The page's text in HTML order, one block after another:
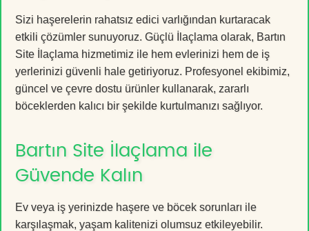
Sizi haşerelerin rahatsız edici varlığından kurtaracak
etkili çözümler sunuyoruz. Güçlü İlaçlama olarak, Bartın
Site İlaçlama hizmetimiz ile hem evlerinizi hem de iş
yerlerinizi güvenli hale getiriyoruz. Profesyonel ekibimiz,
güncel ve çevre dostu ürünler kullanarak, zararlı
böceklerden kalıcı bir şekilde kurtulmanızı sağlıyor.
Bartın Site İlaçlama ile
Güvende Kalın
Ev veya iş yerinizde haşere ve böcek sorunları ile
karşılaşmak, yaşam kalitenizi olumsuz etkileyebilir.